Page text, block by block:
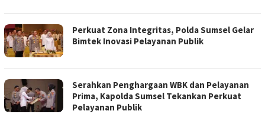
Perkuat Zona Integritas, Polda Sumsel Gelar
Bimtek Inovasi Pelayanan Publik
Serahkan Penghargaan WBK dan Pelayanan
Prima, Kapolda Sumsel Tekankan Perkuat
Pelayanan Publik